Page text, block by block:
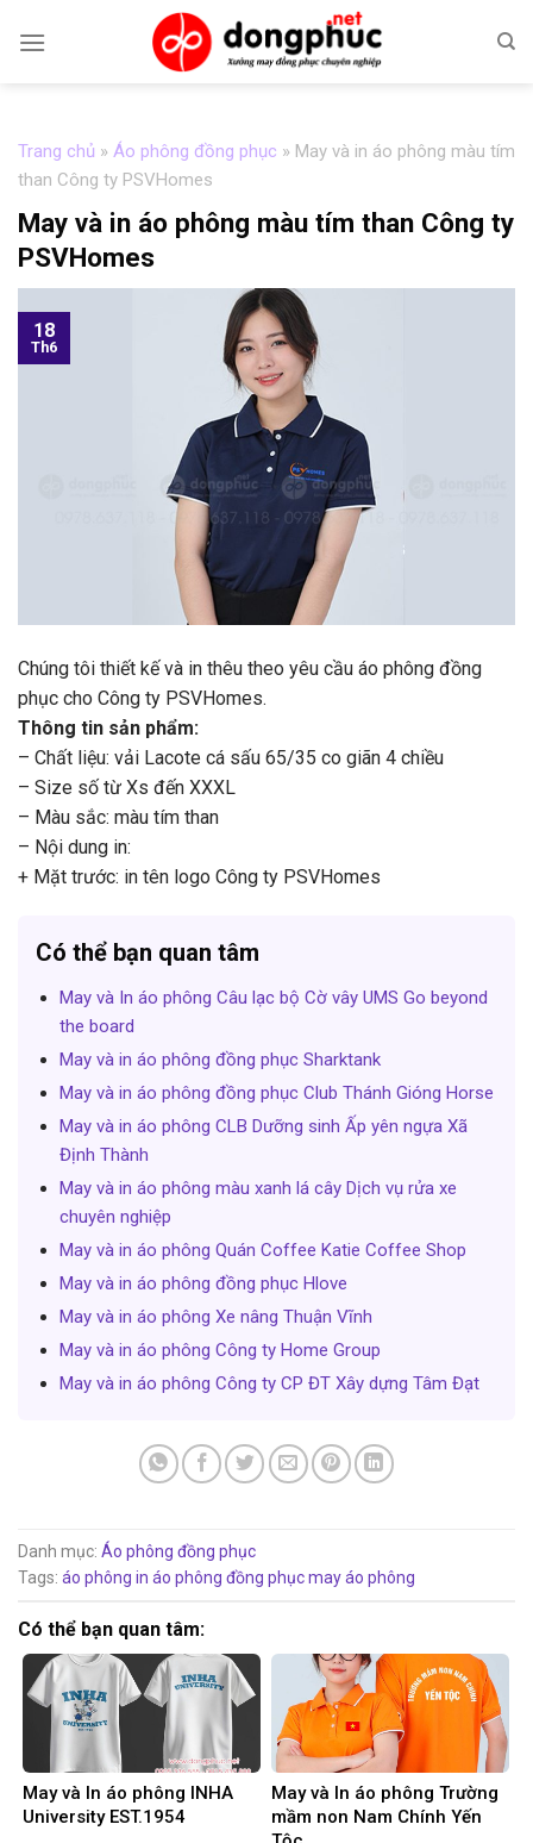
Trang chủ » Áo phông đồng phục » May và in áo phông màu tím
than Công ty PSVHomes
May và in áo phông màu tím than Công ty
PSVHomes
18
Th6
Chúng tôi thiết kế và in thêu theo yêu cầu áo phông đồng
phục cho Công ty PSVHomes.
Thông tin sản phẩm:
– Chất liệu: vải Lacote cá sấu 65/35 co giãn 4 chiều
– Size số từ Xs đến XXXL
– Màu sắc: màu tím than
– Nội dung in:
+ Mặt trước: in tên logo Công ty PSVHomes
Có thể bạn quan tâm
May và In áo phông Câu lạc bộ Cờ vây UMS Go beyond
the board
May và in áo phông đồng phục Sharktank
May và in áo phông đồng phục Club Thánh Gióng Horse
May và in áo phông CLB Dưỡng sinh Ấp yên ngựa Xã
Định Thành
May và in áo phông màu xanh lá cây Dịch vụ rửa xe
chuyên nghiệp
May và in áo phông Quán Coffee Katie Coffee Shop
May và in áo phông đồng phục Hlove
May và in áo phông Xe nâng Thuận Vĩnh
May và in áo phông Công ty Home Group
May và in áo phông Công ty CP ĐT Xây dựng Tâm Đạt
Danh mục: Áo phông đồng phục
Tags: áo phông in áo phông đồng phụcmay áo phông
Có thể bạn quan tâm:
May và In áo phông INHA
University EST.1954
May và In áo phông Trường
mầm non Nam Chính Yến